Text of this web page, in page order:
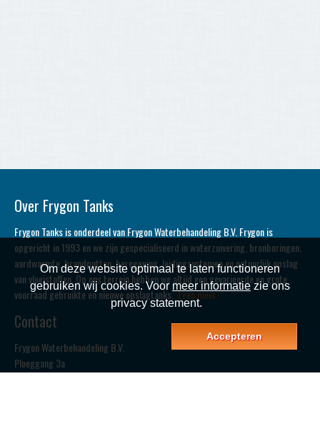
Om deze website optimaal te laten functioneren
gebruiken wij cookies. Voor meer informatiezie ons
privacy statement.
Accepteren
Over Frygon Tanks
Frygon Tanks is onderdeel van Frygon Waterbehandeling B.V. Frygon is
opgericht in 1993 en we zijn gespecialiseerd in waterzuivering, bronboringen,
aardwarmte, brandputten, beregening, leidingsystemen en natuurlijk opslag
van vloeistoffen. Op ons terrein hebben we altijd een gevarieerde en grote
voorraad gebruikte en nieuwe opslagtanks.Lees meer
Contact
Frygon Waterbehandeling B.V.
Ploeggang 3a